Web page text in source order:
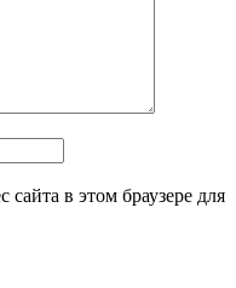
в этом браузере для